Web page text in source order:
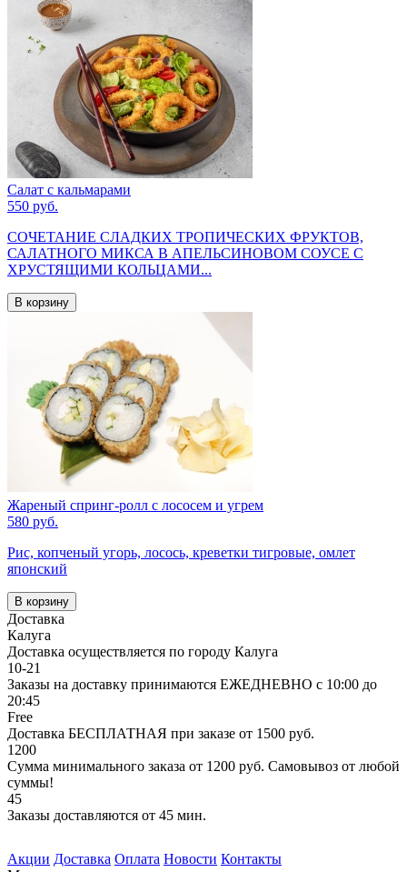
Салат с кальмарами
550 руб.
СОЧЕТАНИЕ СЛАДКИХ ТРОПИЧЕСКИХ ФРУКТОВ,
САЛАТНОГО МИКСА В АПЕЛЬСИНОВОМ СОУСЕ С
ХРУСТЯЩИМИ КОЛЬЦАМИ...
В корзину
Жареный спринг-ролл с лососем и угрем
580 руб.
Рис, копченый угорь, лосось, креветки тигровые, омлет
японский
В корзину
Доставка
Калуга
Доставка осуществляется по городу Калуга
10-21
Заказы на доставку принимаются ЕЖЕДНЕВНО с 10:00 до
20:45
Free
Доставка БЕСПЛАТНАЯ при заказе от 1500 руб.
1200
Сумма минимального заказа от 1200 руб. Самовывоз от любой
суммы!
45
Заказы доставляются от 45 мин.
Акции Доставка Оплата Новости Контакты